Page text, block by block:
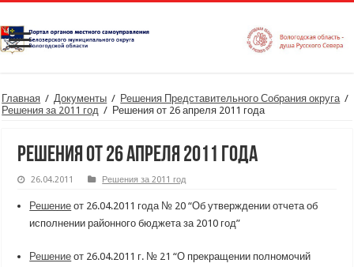
Главная / Документы / Решения Представительного Собрания округа /
Решения за 2011 год / Решения от 26 апреля 2011 года
Решения от 26 апреля 2011 года
26.04.2011 Решения за 2011 год
Решение от 26.04.2011 года № 20 “Об утверждении отчета об
исполнении районного бюджета за 2010 год”
Решение от 26.04.2011 г. № 21 “О прекращении полномочий